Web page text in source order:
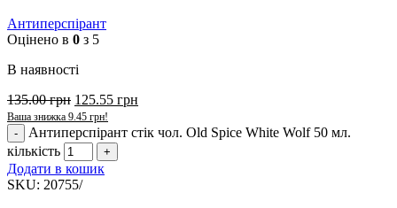
Антиперспірант
Оцінено в 0 з 5
В наявності
135.00грн 125.55 грн
Ваша знижка 9.45 грн!
Антиперспірант стік чол. Old Spice White Wolf 50 мл.
кількість
Додати в кошик
SKU: 20755/